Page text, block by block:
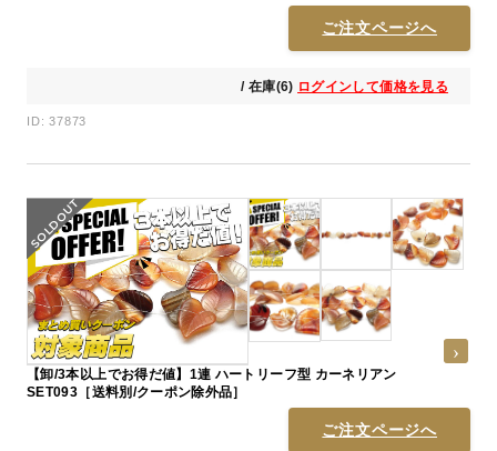
ご注文ページへ
/ 在庫(6) ログインして価格を見る
ID: 37873
【卸/3本以上でお得だ値】1連 ハートリーフ型 カーネリアン
SET093［送料別/クーポン除外品］
ご注文ページへ